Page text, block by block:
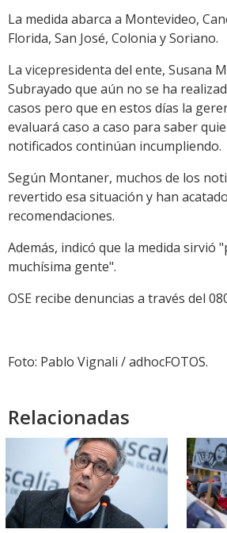
La medida abarca a Montevideo,
Florida, San José, Colonia y Soriano.
La vicepresidenta del ente, Susana
Subrayado que aún no se ha
casos pero que en estos días la
evaluará caso a caso para saber
notificados continúan incumpliendo.
Según Montaner, muchos de los
revertido esa situación y han
recomendaciones.
Además, indicó que la medida sirvió
muchísima gente".
OSE recibe denuncias a través del
Foto: Pablo Vignali / adhocFOTOS.
Relacionadas